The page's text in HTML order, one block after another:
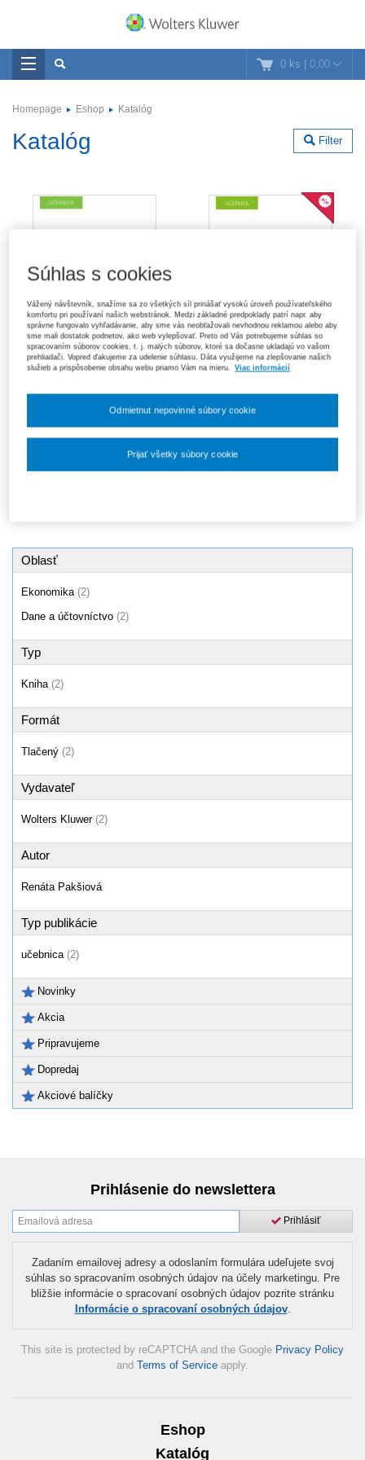
0 ks | 0,00
Homepage Eshop Katalóg
Filter
Katalóg
21,30 € 13,10 €
Oblasť
Ekonomika (2)
Dane a účtovníctvo (2)
Typ
Kniha (2)
Formát
Tlačený (2)
Vydavateľ
Wolters Kluwer (2)
Autor
Renáta Pakšiová
Typ publikácie
učebnica (2)
Novinky
Akcia
Pripravujeme
Dopredaj
Akciové balíčky
Prihlásenie do newslettera
Prihlásiť
Zadaním emailovej adresy a odoslaním formulára udeľujete svoj
súhlas so spracovaním osobných údajov na účely marketingu. Pre
bližšie informácie o spracovaní osobných údajov pozrite stránku
Informácie o spracovaní osobných údajov.
This site is protected by reCAPTCHA and the Google Privacy Policy
and Terms of Service apply.
Eshop
Katalóg
Súhlas s cookies
Vážený návštevník, snažíme sa zo všetkých síl prinášať vysokú úroveň používateľského
komfortu pri používaní našich webstránok. Medzi základné predpoklady patrí napr. aby
správne fungovalo vyhľadávanie, aby sme vás neobťažovali nevhodnou reklamou alebo aby
sme mali dostatok podnetov, ako web vylepšovať. Preto od Vás potrebujeme súhlas so
spracovaním súborov cookies, t. j. malých súborov, ktoré sa dočasne ukladajú vo vašom
prehliadači. Vopred ďakujeme za udelenie súhlasu. Dáta využijeme na zlepšovanie našich
služieb a prispôsobenie obsahu webu priamo Vám na mieru.
Viac informácií
Odmietnut nepovinné súbory cookie
Prijať všetky súbory cookie